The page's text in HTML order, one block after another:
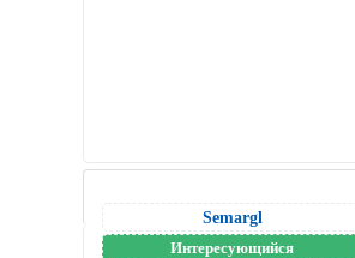
Semargl
Интересующийся